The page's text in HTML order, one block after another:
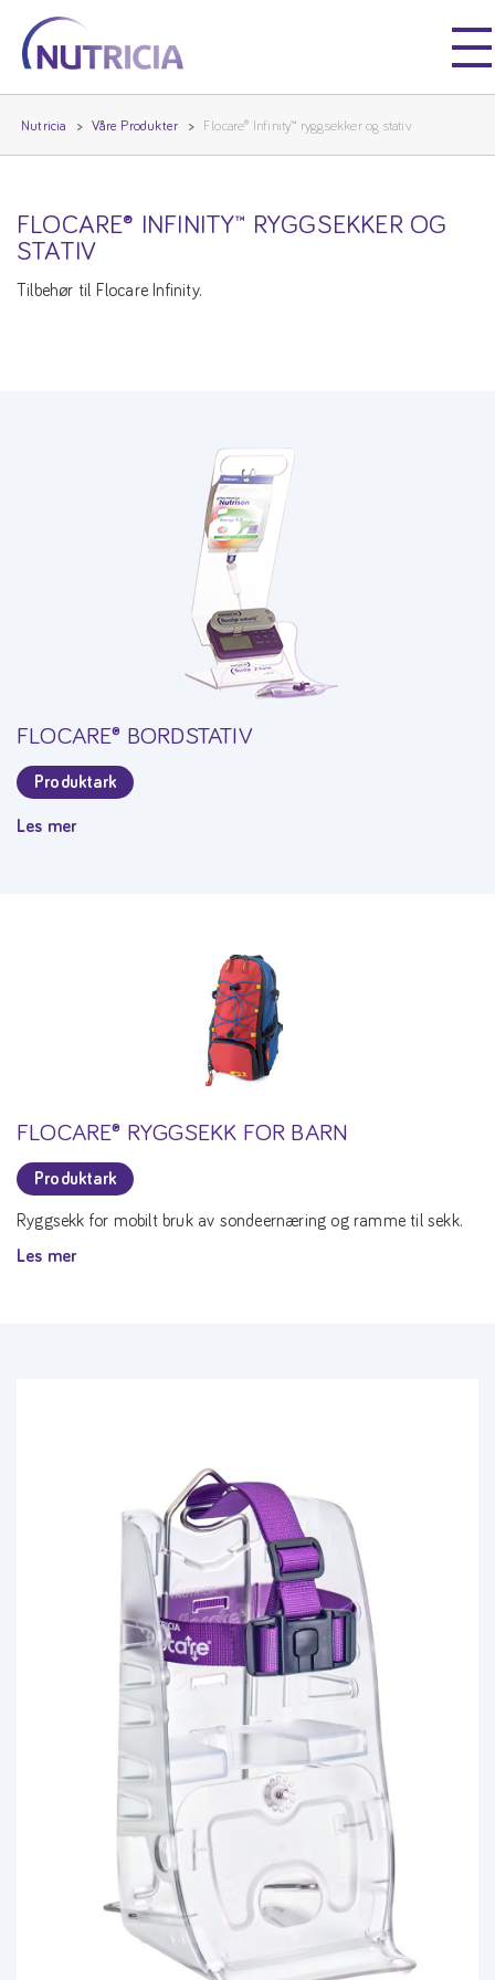
Nutricia
Nutricia
Nutricia Våre Produkter Flocare® Infinity™ ryggsekker og stativ
FLOCARE® INFINITY™ RYGGSEKKER OG
STATIV
Tilbehør til Flocare Infinity.
FLOCARE® BORDSTATIV
Produktark
Les mer
FLOCARE® RYGGSEKK FOR BARN
Produktark
Ryggsekk for mobilt bruk av sondeernæring og ramme til sekk.
Les mer